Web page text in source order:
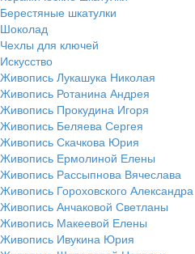
Берестяные шкатулки
Шоколад
Чехлы для ключей
Искусство
Живопись Лукашука Николая
Живопись Ротанина Андрея
Живопись Прокудина Игоря
Живопись Беляева Сергея
Живопись Скачкова Юрия
Живопись Ермолиной Елены
Живопись Рассыпнова Вячеслава
Живопись Гороховского Александра
Живопись Анчаковой Светланы
Живопись Макеевой Елены
Живопись Ивукина Юрия